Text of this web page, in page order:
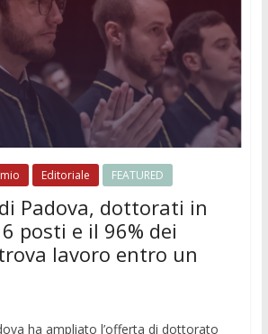
Editoriale FEATURED
Padova, dottorati in
posti e il 96% dei
lavoro entro un
ha ampliato l’offerta di dottorato